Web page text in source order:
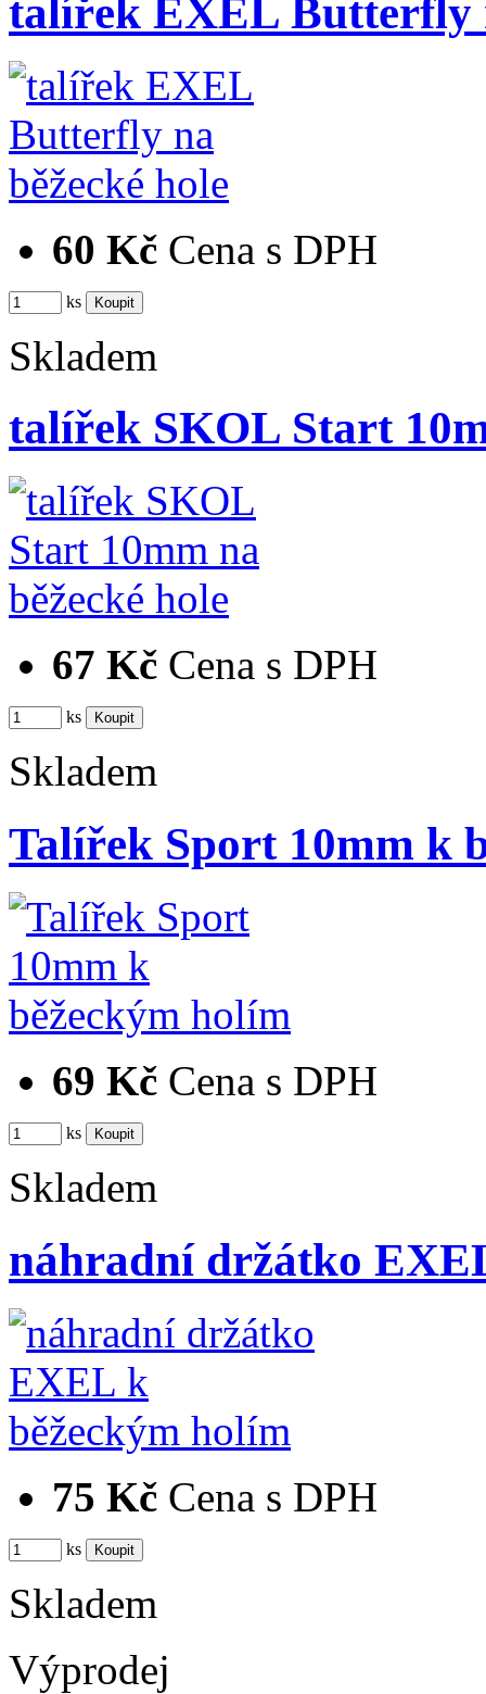
talířek EXEL Butterfly
60 Kč Cena s DPH
ks
Skladem
talířek SKOL Start
67 Kč Cena s DPH
ks
Skladem
Talířek Sport 10mm k
69 Kč Cena s DPH
ks
Skladem
náhradní držátko
75 Kč Cena s DPH
ks
Skladem
Výprodej